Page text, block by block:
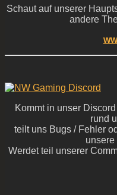
Schaut auf unserer
andere
Kommt in unser
rund
teilt uns Bugs / Fehler
unsere
Werdet teil unserer